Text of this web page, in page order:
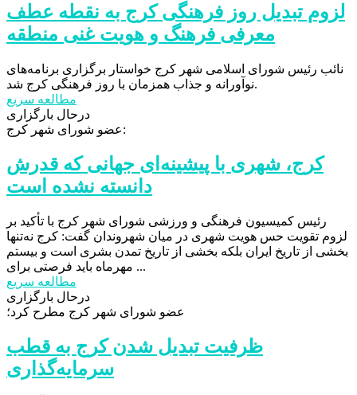
لزوم تبدیل روز فرهنگی کرج به نقطه عطف
معرفی فرهنگ و هویت غنی منطقه
نائب رئیس شورای اسلامی شهر کرج خواستار برگزاری برنامه‌های
نوآورانه و جذاب همزمان با روز فرهنگی کرج شد.
مطالعه سریع
درحال بارگزاری
عضو شورای شهر کرج:
کرج، شهری با پیشینه‌ای جهانی که قدرش
دانسته نشده است
رئیس کمیسیون فرهنگی و ورزشی شورای شهر کرج با تأکید بر
لزوم تقویت حس هویت شهری در میان شهروندان گفت: کرج نه‌تنها
بخشی از تاریخ ایران بلکه بخشی از تاریخ تمدن بشری است و بیستم
مهرماه باید فرصتی برای ...
مطالعه سریع
درحال بارگزاری
عضو شورای شهر کرج مطرح کرد؛
ظرفیت تبدیل شدن کرج به قطب
سرمایه‌گذاری